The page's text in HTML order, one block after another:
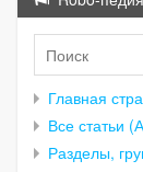
Главная
Все статьи
Разделы,